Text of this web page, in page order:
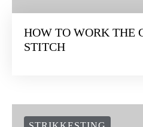
HOW TO WORK THE
STITCH